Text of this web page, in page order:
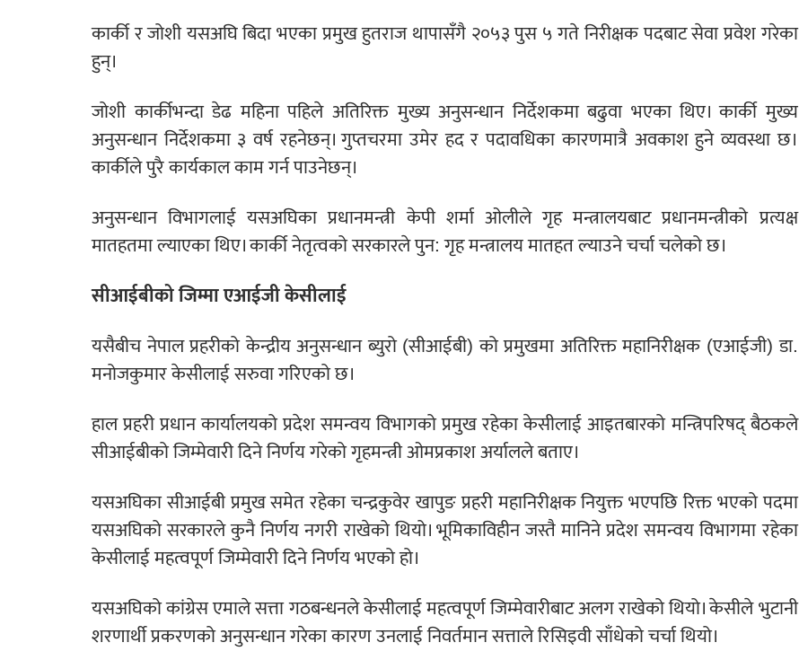
कार्की र जोशी यसअघि बिदा भएका प्रमुख हुतराज थापासँगै २०५३ पुस ५ गते निरीक्षक पदबाट सेवा प्रवेश गरेका
हुन्।
जोशी कार्कीभन्दा डेढ महिना पहिले अतिरिक्त मुख्य अनुसन्धान निर्देशकमा बढुवा भएका थिए। कार्की मुख्य
अनुसन्धान निर्देशकमा ३ वर्ष रहनेछन्। गुप्तचरमा उमेर हद र पदावधिका कारणमात्रै अवकाश हुने व्यवस्था छ।
कार्कीले पुरै कार्यकाल काम गर्न पाउनेछन्।
अनुसन्धान विभागलाई यसअघिका प्रधानमन्त्री केपी शर्मा ओलीले गृह मन्त्रालयबाट प्रधानमन्त्रीको प्रत्यक्ष
मातहतमा ल्याएका थिए। कार्की नेतृत्वको सरकारले पुन: गृह मन्त्रालय मातहत ल्याउने चर्चा चलेको छ।
सीआईबीको जिम्मा एआईजी केसीलाई
यसैबीच नेपाल प्रहरीको केन्द्रीय अनुसन्धान ब्युरो (सीआईबी) को प्रमुखमा अतिरिक्त महानिरीक्षक (एआईजी) डा.
मनोजकुमार केसीलाई सरुवा गरिएको छ।
हाल प्रहरी प्रधान कार्यालयको प्रदेश समन्वय विभागको प्रमुख रहेका केसीलाई आइतबारको मन्त्रिपरिषद् बैठकले
सीआईबीको जिम्मेवारी दिने निर्णय गरेको गृहमन्त्री ओमप्रकाश अर्यालले बताए।
यसअघिका सीआईबी प्रमुख समेत रहेका चन्द्रकुवेर खापुङ प्रहरी महानिरीक्षक नियुक्त भएपछि रिक्त भएको पदमा
यसअघिको सरकारले कुनै निर्णय नगरी राखेको थियो। भूमिकाविहीन जस्तै मानिने प्रदेश समन्वय विभागमा रहेका
केसीलाई महत्वपूर्ण जिम्मेवारी दिने निर्णय भएको हो।
यसअघिको कांग्रेस एमाले सत्ता गठबन्धनले केसीलाई महत्वपूर्ण जिम्मेवारीबाट अलग राखेको थियो। केसीले भुटानी
शरणार्थी प्रकरणको अनुसन्धान गरेका कारण उनलाई निवर्तमान सत्ताले रिसिइवी साँधेको चर्चा थियो।